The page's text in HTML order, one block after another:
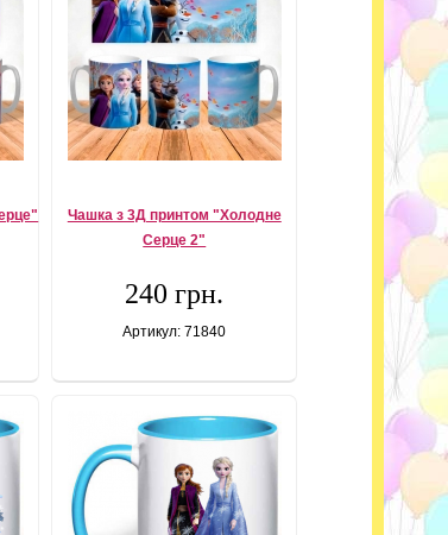
Чашка з 3Д принтом "Холодне
Серце 2"
240 грн.
Артикул: 71840